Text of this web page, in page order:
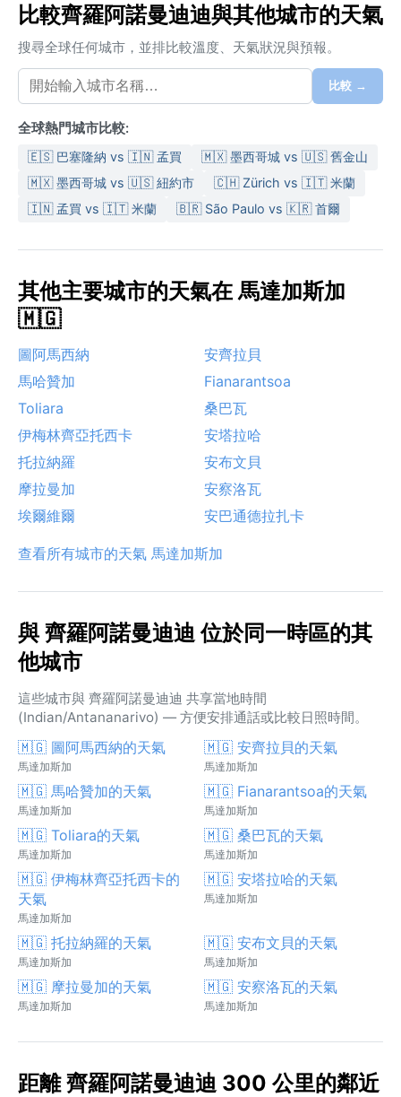
比較齊羅阿諾曼迪迪與其他城市的天氣
搜尋全球任何城市，並排比較溫度、天氣狀況與預報。
比較 →
全球熱門城市比較:
🇪🇸 巴塞隆納 vs 🇮🇳 孟買
🇲🇽 墨西哥城 vs 🇺🇸 舊金山
🇲🇽 墨西哥城 vs 🇺🇸 紐約市
🇨🇭 Zürich vs 🇮🇹 米蘭
🇮🇳 孟買 vs 🇮🇹 米蘭
🇧🇷 São Paulo vs 🇰🇷 首爾
其他主要城市的天氣在 馬達加斯加
🇲🇬
圖阿馬西納
安齊拉貝
馬哈贊加
Fianarantsoa
Toliara
桑巴瓦
伊梅林齊亞托西卡
安塔拉哈
托拉納羅
安布文貝
摩拉曼加
安察洛瓦
埃爾維爾
安巴通德拉扎卡
查看所有城市的天氣 馬達加斯加
與 齊羅阿諾曼迪迪 位於同一時區的其
他城市
這些城市與 齊羅阿諾曼迪迪 共享當地時間
(Indian/Antananarivo) — 方便安排通話或比較日照時間。
🇲🇬 圖阿馬西納的天氣
馬達加斯加
🇲🇬 安齊拉貝的天氣
馬達加斯加
🇲🇬 馬哈贊加的天氣
馬達加斯加
🇲🇬 Fianarantsoa的天氣
馬達加斯加
🇲🇬 Toliara的天氣
馬達加斯加
🇲🇬 桑巴瓦的天氣
馬達加斯加
🇲🇬 伊梅林齊亞托西卡的
天氣
馬達加斯加
🇲🇬 安塔拉哈的天氣
馬達加斯加
🇲🇬 托拉納羅的天氣
馬達加斯加
🇲🇬 安布文貝的天氣
馬達加斯加
🇲🇬 摩拉曼加的天氣
馬達加斯加
🇲🇬 安察洛瓦的天氣
馬達加斯加
距離 齊羅阿諾曼迪迪 300 公里的鄰近